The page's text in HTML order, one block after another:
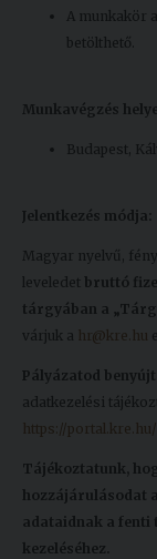
A munkakör
betölthető.
Munkavégzés helye:
Budapest,
Jelentkezés módja:
Magyar nyelvű,
leveledet bruttó
tárgyában a
várjuk a hr@kre.hu
Pályázatod
adatkezelési
https://
Tájékoztatunk,
hozzájárulásodat
adataidnak a
kezeléséhez.